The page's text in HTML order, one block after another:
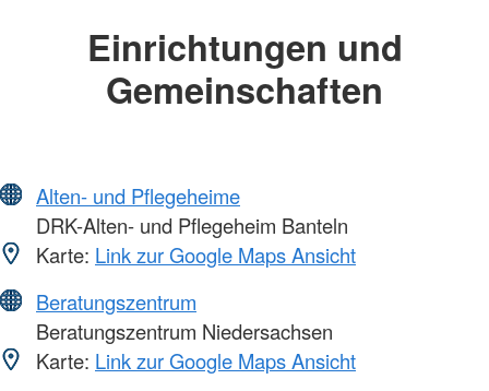
Einrichtungen und
Gemeinschaften
Alten- und Pflegeheime
DRK-Alten- und Pflegeheim Banteln
Karte: Link zur Google Maps Ansicht
Beratungszentrum
Beratungszentrum Niedersachsen
Karte: Link zur Google Maps Ansicht